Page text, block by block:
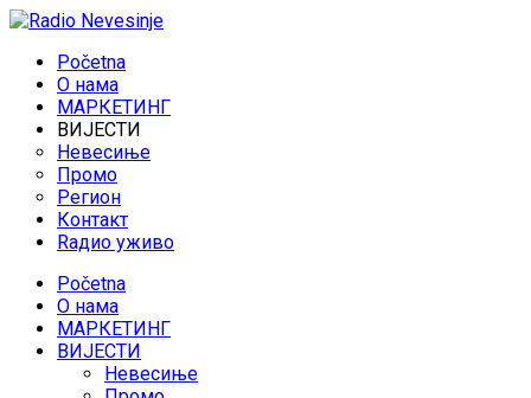
Početna
O нама
МАРКЕТИНГ
ВИЈЕСТИ
Невесиње
Промо
Регион
Контакт
Rадио уживо
Početna
O нама
МАРКЕТИНГ
ВИЈЕСТИ
Невесиње